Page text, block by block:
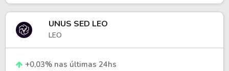
UNUS SED LEO
LEO
+0,03% nas últimas 24hs